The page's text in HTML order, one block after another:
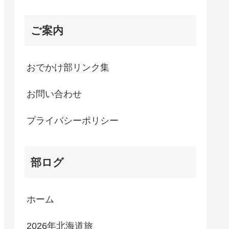
ご案内
おでかけ部リンク集
お問い合わせ
プライバシーポリシー
部ログ
ホーム
2026年北海道旅